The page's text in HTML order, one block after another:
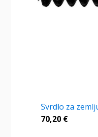
Svrdlo za
70,20 €